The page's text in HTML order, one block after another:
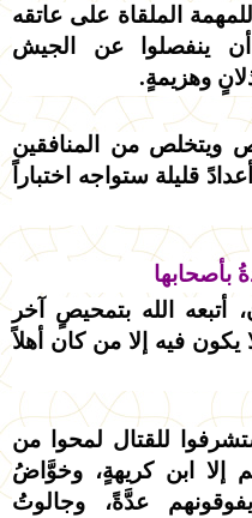
الملقاة على عاتقه
ينفصلوا عن الجيش
وهزيمةٍ.
ويتخلص من المنافقين
قليلة ستواجه اختباراً
الله بتمحيصٍ آخر
فيه إلا من كان أهلاً
للقتال لمحوا من
إلا ابن كريهةٍ، وخوَّاضُ
عدَّةً، وجالوتُ